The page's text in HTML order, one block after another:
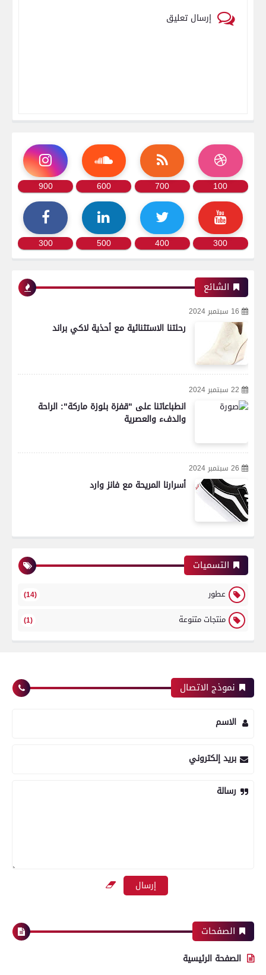
إرسال تعليق
100
700
600
900
300
400
500
300
الشائع
16 سبتمبر 2024
رحلتنا الاستثنائية مع أحذية لاكي براند
22 سبتمبر 2024
انطباعاتنا على "قفزة بلوزة ماركة": الراحة
والدفء والعصرية
26 سبتمبر 2024
أسرارنا المريحة مع فانز وارد
التسميات
عطور (14)
منتجات متنوعة (1)
نموذج الاتصال
الاسم
بريد إلكتروني
رسالة
الصفحات
الصفحة الرئيسية